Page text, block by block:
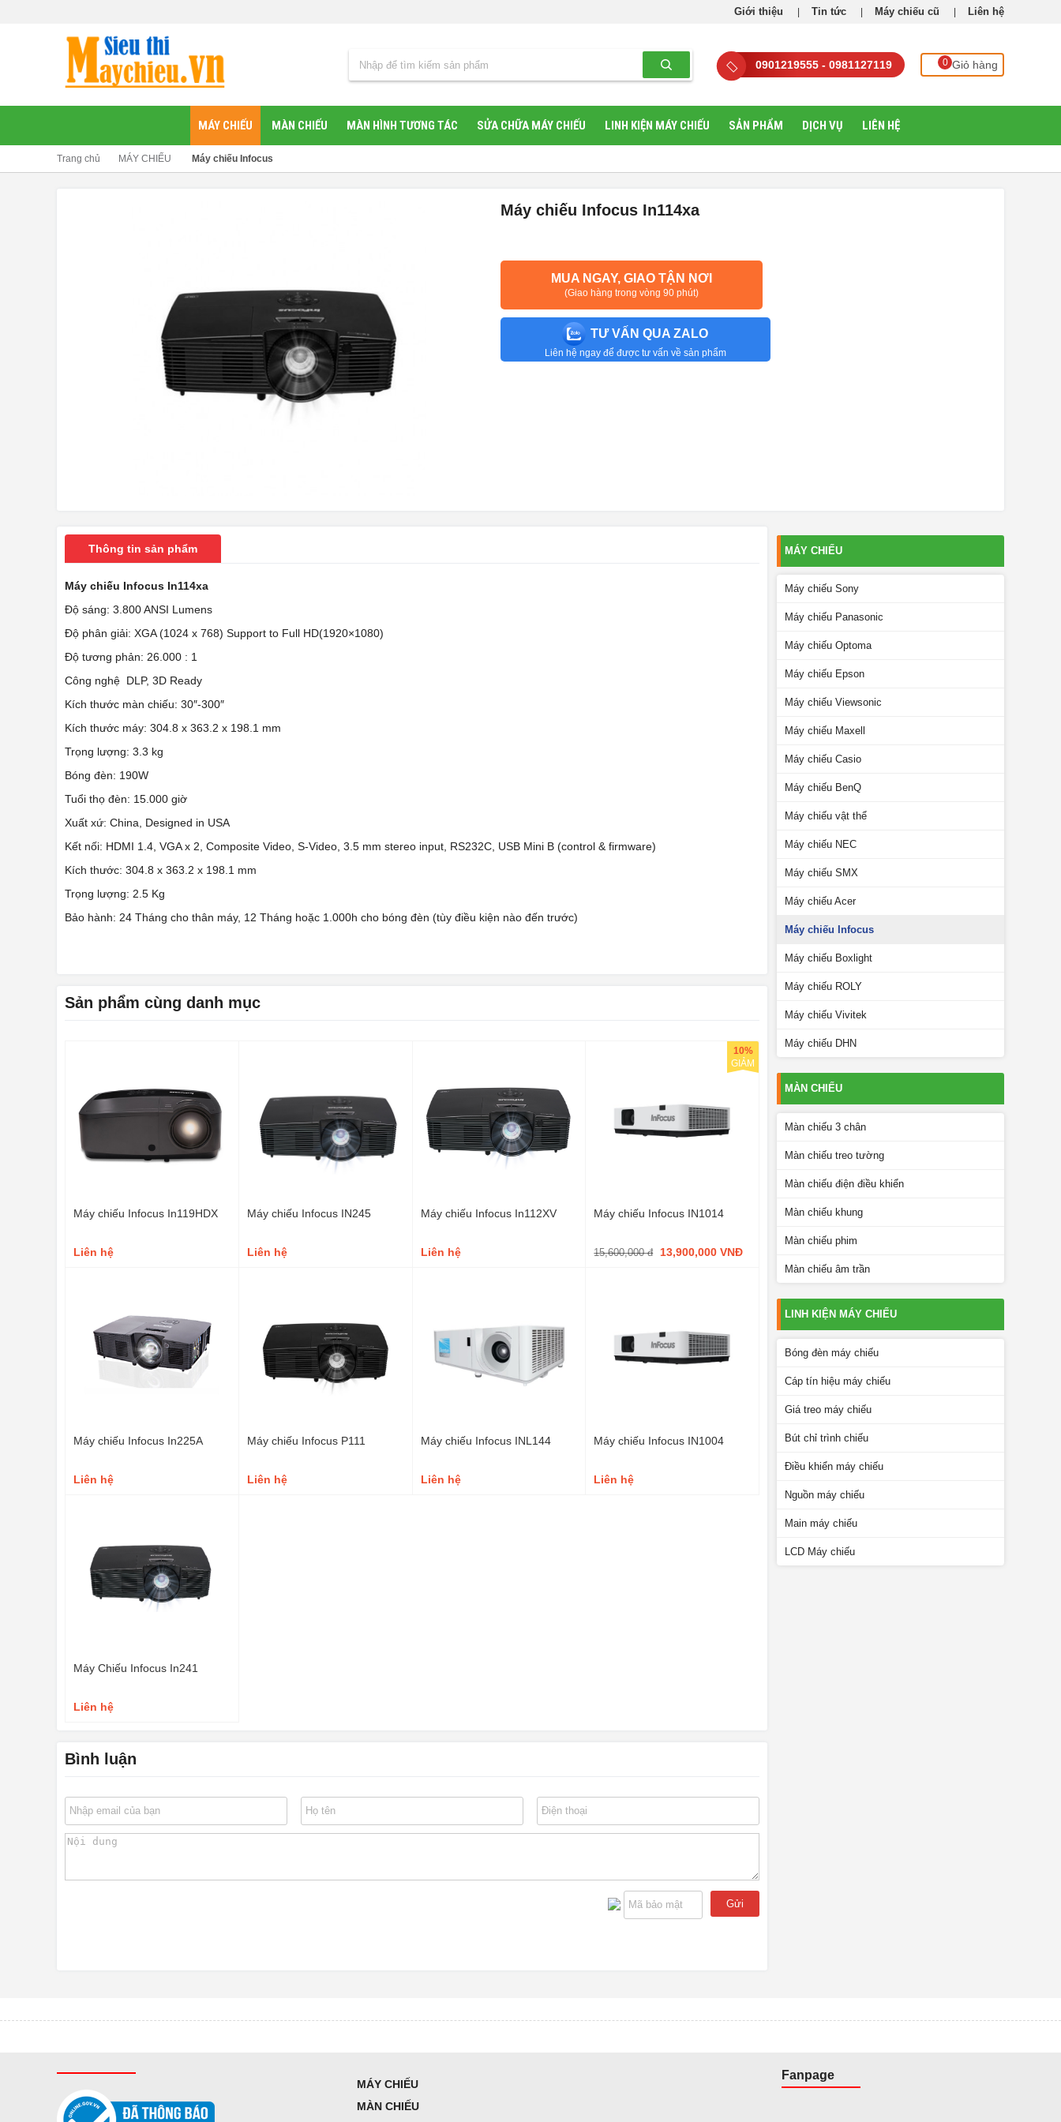
Giới thiệu Tin tức Máy chiếu cũ Liên hệ
0901219555 - 0981127119 0 Giỏ hàng
MÁY CHIẾU MÀN CHIẾU MÀN HÌNH TƯƠNG TÁC SỬA CHỮA MÁY CHIẾU LINH KIỆN MÁY CHIẾU SẢN PHẨM DỊCH VỤ LIÊN HỆ
Trang chủ MÁY CHIẾU Máy chiếu Infocus
Máy chiếu Infocus In114xa
MUA NGAY, GIAO TẬN NƠI
(Giao hàng trong vòng 90 phút)
TƯ VẤN QUA ZALO
Liên hệ ngay để được tư vấn về sản phẩm
Thông tin sản phẩm
Máy chiếu Infocus In114xa
Độ sáng: 3.800 ANSI Lumens
Độ phân giải: XGA (1024 x 768) Support to Full HD(1920×1080)
Độ tương phản: 26.000 : 1
Công nghệ DLP, 3D Ready
Kích thước màn chiếu: 30″-300″
Kích thước máy: 304.8 x 363.2 x 198.1 mm
Trọng lượng: 3.3 kg
Bóng đèn: 190W
Tuổi thọ đèn: 15.000 giờ
Xuất xứ: China, Designed in USA
Kết nối: HDMI 1.4, VGA x 2, Composite Video, S-Video, 3.5 mm stereo input, RS232C, USB Mini B (control & firmware)
Kích thước: 304.8 x 363.2 x 198.1 mm
Trọng lượng: 2.5 Kg
Bảo hành: 24 Tháng cho thân máy, 12 Tháng hoặc 1.000h cho bóng đèn (tùy điều kiện nào đến trước)
Sản phẩm cùng danh mục
Máy chiếu Infocus In119HDX
Liên hệ
Máy chiếu Infocus IN245
Liên hệ
Máy chiếu Infocus In112XV
Liên hệ
Máy chiếu Infocus IN1014
15,600,000 đ 13,900,000 VNĐ
10%
GIẢM
Máy chiếu Infocus In225A
Liên hệ
Máy chiếu Infocus P111
Liên hệ
Máy chiếu Infocus INL144
Liên hệ
Máy chiếu Infocus IN1004
Liên hệ
Máy Chiếu Infocus In241
Liên hệ
Bình luận
Gửi
MÁY CHIẾU
Máy chiếu Sony
Máy chiếu Panasonic
Máy chiếu Optoma
Máy chiếu Epson
Máy chiếu Viewsonic
Máy chiếu Maxell
Máy chiếu Casio
Máy chiếu BenQ
Máy chiếu vật thể
Máy chiếu NEC
Máy chiếu SMX
Máy chiếu Acer
Máy chiếu Infocus
Máy chiếu Boxlight
Máy chiếu ROLY
Máy chiếu Vivitek
Máy chiếu DHN
MÀN CHIẾU
Màn chiếu 3 chân
Màn chiếu treo tường
Màn chiếu điện điều khiển
Màn chiếu khung
Màn chiếu phim
Màn chiếu âm trần
LINH KIỆN MÁY CHIẾU
Bóng đèn máy chiếu
Cáp tín hiệu máy chiếu
Giá treo máy chiếu
Bút chỉ trình chiếu
Điều khiển máy chiếu
Nguồn máy chiếu
Main máy chiếu
LCD Máy chiếu
MÁY CHIẾU
MÀN CHIẾU
Fanpage